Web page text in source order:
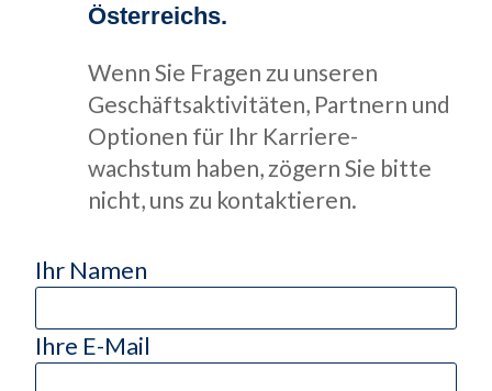
Österreichs.
Wenn Sie Fragen zu unseren
Geschäfts­aktivitäten, Partnern und
Optionen für Ihr Karriere­
wachstum haben, zögern Sie bitte
nicht, uns zu kontaktieren.
Ihr Namen
Ihre E-Mail